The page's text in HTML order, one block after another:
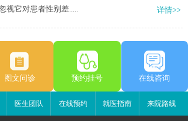
视它对患者性别差.....
详情>>
图文问诊 预约挂号 在线咨询
医生团队 在线预约 就医指南 来院路线